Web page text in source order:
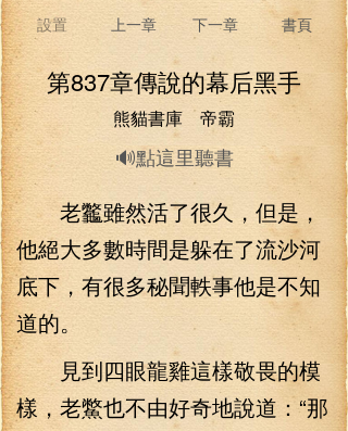
設置 上一章 下一章 書頁
第837章傳說的幕后黑手
熊貓書庫 帝霸
🔊點這里聽書
老龞雖然活了很久，但是，
他絕大多數時間是躲在了流沙河
底下，有很多秘聞軼事他是不知
道的。
見到四眼龍雞這樣敬畏的模
樣，老鱉也不由好奇地說道：“那